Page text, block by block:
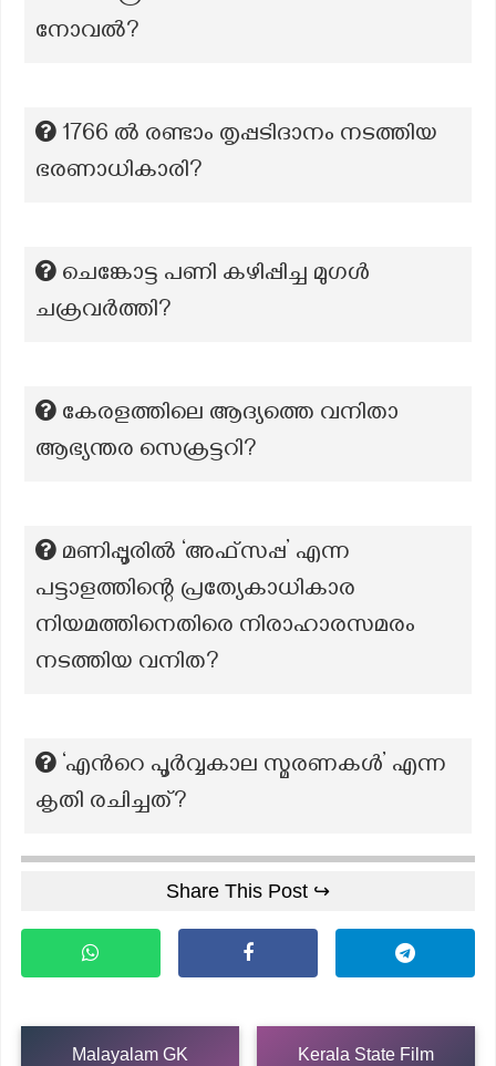
നോവല്‍?
1766 ൽ രണ്ടാം തൃപ്പടിദാനം നടത്തിയ
ഭരണാധികാരി?
ചെങ്കോട്ട പണി കഴിപ്പിച്ച മുഗൾ
ചക്രവർത്തി?
കേരളത്തിലെ ആദ്യത്തെ വനിതാ
ആഭ്യന്തര സെക്രട്ടറി?
മണിപ്പൂരിൽ ‘അഫ്‍സപ്പ’ എന്ന
പട്ടാളത്തിന്റെ പ്രത്യേകാധികാര
നിയമത്തിനെതിരെ നിരാഹാരസമരം
നടത്തിയ വനിത?
‘എന്‍റെ പൂർവ്വകാല സ്മരണകൾ’ എന്ന
കൃതി രചിച്ചത്?
Share This Post ↪
Malayalam GK Kerala State Film